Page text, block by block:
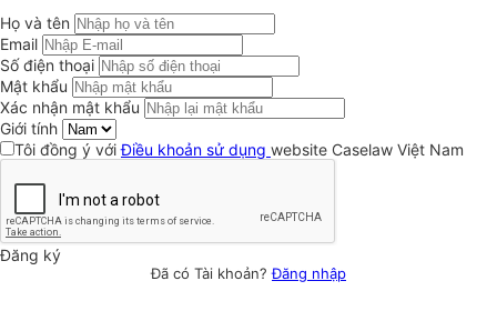
Họ và tên
Email
Số điện thoại
Mật khẩu
Xác nhận mật khẩu
Giới tính
Tôi đồng ý vớiĐiều khoản sử dụng website Caselaw Việt Nam
Đăng ký
Đã có Tài khoản?Đăng nhập